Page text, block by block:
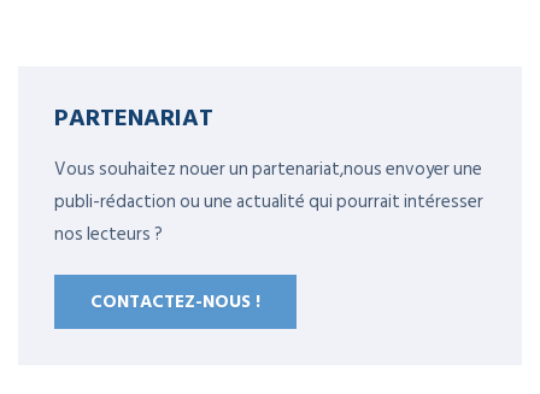
PARTENARIAT
Vous souhaitez nouer un partenariat,nous envoyer une
publi-rédaction ou une actualité qui pourrait intéresser
nos lecteurs ?
CONTACTEZ-NOUS !